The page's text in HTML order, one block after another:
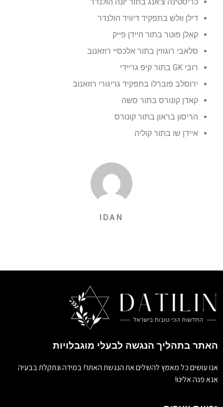
דילן וולש בתפקיד דיוויד הולנדר
קאלן פוטר בתור היידן פייק
סלאבי רוגוזין בתור אלכסיי רוזאנוב
רובי GK בתור קיפ גריידי
ירוסלב פוברלו בתפקיד גריגורי רוזאנוב
קאדן קונורס בתור סשה
הריסון בראון בתור קונורס
איידן שו בתור קוליה
IDAN
האתר בתהליך הנגשה לבעלי מוגבלויות
אנו עושים כל מאמץ להשלים את הנגשת האתר! במידה ונתקלת בבעיה
אנא פנה אלינו!